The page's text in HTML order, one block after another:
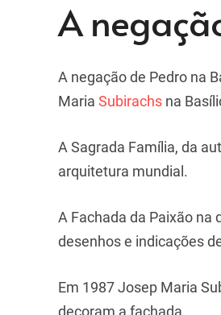
A
A negação de Pedro na
Maria Subirachs na
A Sagrada Família, da
arquitetura mundial.
A Fachada da Paixão na
desenhos e indicações
Em 1987 Josep Maria
decoram a fachada.